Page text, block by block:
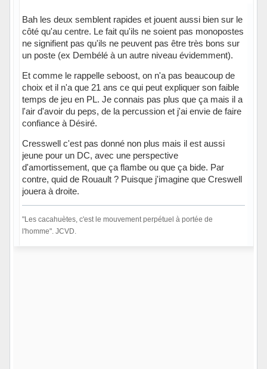
Bah les deux semblent rapides et jouent aussi bien sur le
côté qu'au centre. Le fait qu'ils ne soient pas monopostes
ne signifient pas qu'ils ne peuvent pas être très bons sur
un poste (ex Dembélé à un autre niveau évidemment).
Et comme le rappelle seboost, on n'a pas beaucoup de
choix et il n'a que 21 ans ce qui peut expliquer son faible
temps de jeu en PL. Je connais pas plus que ça mais il a
l'air d'avoir du peps, de la percussion et j'ai envie de faire
confiance à Désiré.
Cresswell c'est pas donné non plus mais il est aussi
jeune pour un DC, avec une perspective
d'amortissement, que ça flambe ou que ça bide. Par
contre, quid de Rouault ? Puisque j'imagine que Creswell
jouera à droite.
"Les cacahuètes, c'est le mouvement perpétuel à portée de
l'homme". JCVD.